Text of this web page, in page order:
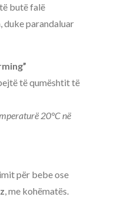
butë falë
duke parandaluar
të qumështit të
20°C në
për bebe ose
, me kohëmatës.